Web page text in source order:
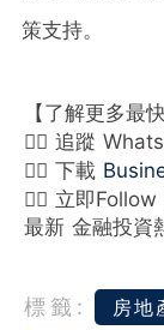
策支持。
【了解更多最
👉🏻 追蹤
👉🏻 下載
👉🏻 立即
最新 金融投資
標籤: 房地